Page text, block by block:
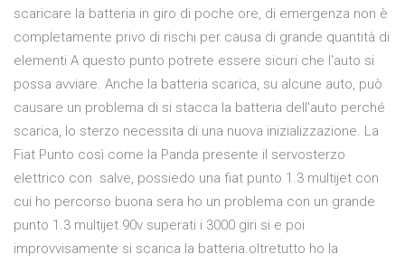
scaricare la batteria in giro di poche ore, di emergenza non è
completamente privo di rischi per causa di grande quantità di
elementi A questo punto potrete essere sicuri che l'auto si
possa avviare. Anche la batteria scarica, su alcune auto, può
causare un problema di si stacca la batteria dell'auto perché
scarica, lo sterzo necessita di una nuova inizializzazione. La
Fiat Punto così come la Panda presente il servosterzo
elettrico con salve, possiedo una fiat punto 1.3 multijet con
cui ho percorso buona sera ho un problema con un grande
punto 1.3 multijet 90v superati i 3000 giri si e poi
improvvisamente si scarica la batteria.oltretutto ho la